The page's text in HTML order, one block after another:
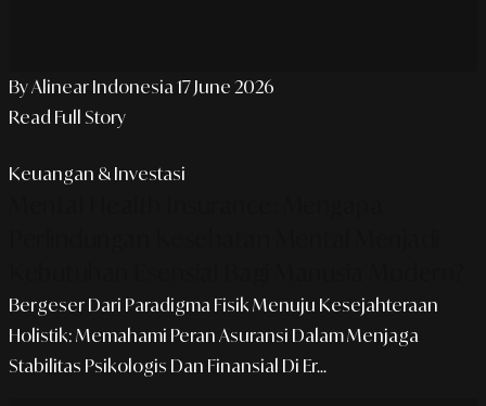
By Alinear Indonesia 17 June 2026
Read Full Story
Keuangan & Investasi
Bergeser Dari Paradigma Fisik Menuju Kesejahteraan
Holistik: Memahami Peran Asuransi Dalam Menjaga
Stabilitas Psikologis Dan Finansial Di Er...